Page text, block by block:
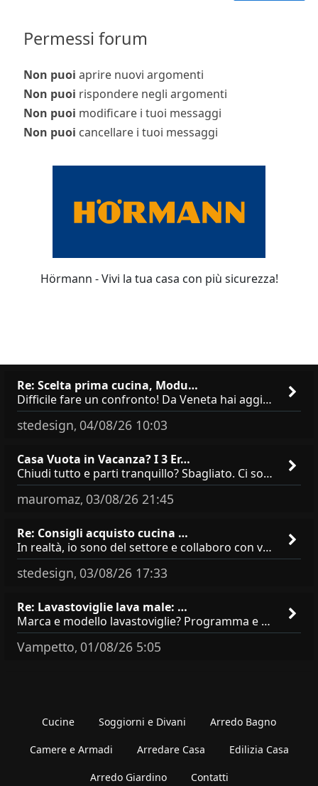
Permessi forum
Non puoi aprire nuovi argomenti
Non puoi rispondere negli argomenti
Non puoi modificare i tuoi messaggi
Non puoi cancellare i tuoi messaggi
Hörmann - Vivi la tua casa con più sicurezza!
Re: Scelta prima cucina, Modu…
Difficile fare un confronto! Da Veneta hai aggiunto i pensili a tutta altezza e una colonna dispensa da 30, che da soli
stedesign, 04/08/26 10:03
Casa Vuota in Vacanza? I 3 Er…
Chiudi tutto e parti tranquillo? Sbagliato. Ci sono 3 comportamenti che dicono ai ladri &quot;sono via per due settimane
mauromaz, 03/08/26 21:45
Re: Consigli acquisto cucina …
In realtà, io sono del settore e collaboro con vari negozi, ti possono dire che sono tutti brand abbastanza simili come
stedesign, 03/08/26 17:33
Re: Lavastoviglie lava male: …
Marca e modello lavastoviglie? Programma e Deterisvo utilizzato ? Decalcificatore è regolato in in base alla durezza
Vampetto, 01/08/26 5:05
Cucine Soggiorni e Divani Arredo Bagno
Camere e Armadi Arredare Casa Edilizia Casa
Arredo Giardino Contatti